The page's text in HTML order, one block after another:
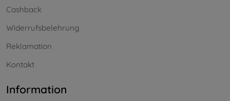
Cashback
Widerrufsbelehrung
Reklamation
Kontakt
Information